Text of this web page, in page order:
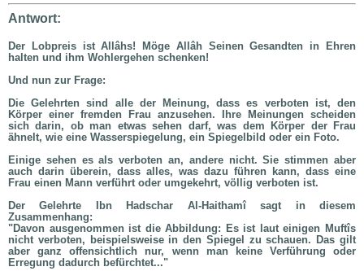
Antwort:
Der Lobpreis ist Allâhs! Möge Allâh Seinen Gesandten in Ehren
halten und ihm Wohlergehen schenken!
Und nun zur Frage:
Die Gelehrten sind alle der Meinung, dass es verboten ist, den
Körper einer fremden Frau anzusehen. Ihre Meinungen scheiden
sich darin, ob man etwas sehen darf, was dem Körper der Frau
ähnelt, wie eine Wasserspiegelung, ein Spiegelbild oder ein Foto.
Einige sehen es als verboten an, andere nicht. Sie stimmen aber
auch darin überein, dass alles, was dazu führen kann, dass eine
Frau einen Mann verführt oder umgekehrt, völlig verboten ist.
Der Gelehrte Ibn Hadschar Al-Haithamî sagt in diesem
Zusammenhang:
"Davon ausgenommen ist die Abbildung: Es ist laut einigen Muftîs
nicht verboten, beispielsweise in den Spiegel zu schauen. Das gilt
aber ganz offensichtlich nur, wenn man keine Verführung oder
Erregung dadurch befürchtet..."